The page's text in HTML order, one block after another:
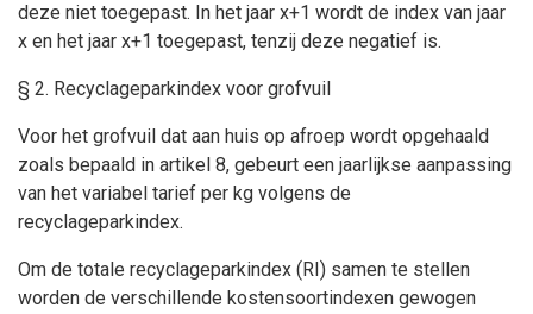
deze niet toegepast. In het jaar x+1 wordt de index van jaar
x en het jaar x+1 toegepast, tenzij deze negatief is.
§ 2. Recyclageparkindex voor grofvuil
Voor het grofvuil dat aan huis op afroep wordt opgehaald
zoals bepaald in artikel 8, gebeurt een jaarlijkse aanpassing
van het variabel tarief per kg volgens de
recyclageparkindex.
Om de totale recyclageparkindex (RI) samen te stellen
worden de verschillende kostensoortindexen gewogen